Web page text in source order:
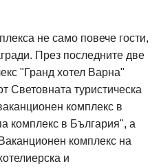
не само повече гости,
През последните две
"Гранд хотел Варна"
Световната туристическа
комплекс в
комплекс в България", а
комплекс на
и